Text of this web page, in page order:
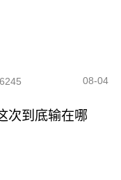
6245 08-04
次到底输在哪